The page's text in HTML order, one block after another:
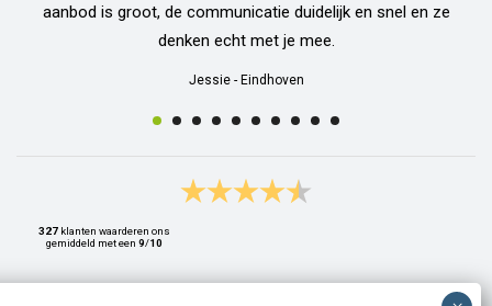
aanbod is groot, de communicatie duidelijk en snel en ze
denken echt met je mee.
Jessie - Eindhoven
327 klanten waarderen ons
gemiddeld met een 9/10